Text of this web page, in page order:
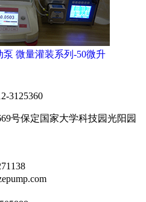
泵 微量灌装系列-50微升
3125360
号保定国家大学科技园光阳园